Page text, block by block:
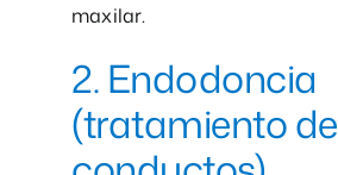
maxilar.
2. Endodoncia
(tratamiento de